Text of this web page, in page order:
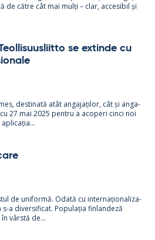
de către cât mai mulți – clar, acce­si­bil și
se ex­tinde cu
des­ti­nată atât an­ga­jați­lor, cât și an­ga­
27 mai 2025 pentru a aco­peri cinci noi
de uni­formă. Odată cu in­ter­națio­na­liza­
a di­ver­si­ficat. Po­pu­lația fin­lan­deză
vârstă de...